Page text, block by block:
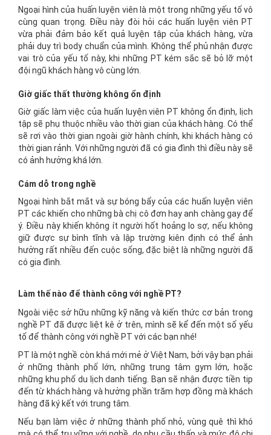
Ngoại hình của huấn luyện viên là một trong những yếu tố vô
cùng quan trọng. Điều này đòi hỏi các huấn luyện viên PT
vừa phải đảm bảo kết quả luyện tập của khách hàng, vừa
phải duy trì body chuẩn của mình. Không thể phủ nhận được
vai trò của yếu tố này, khi những PT kém sắc sẽ bỏ lỡ một
đội ngũ khách hàng vô cùng lớn.
Giờ giấc thất thường không ổn định
Giờ giấc làm việc của huấn luyện viên PT không ổn định, lịch
tập sẽ phụ thuộc nhiều vào thời gian của khách hàng. Có thể
sẽ rơi vào thời gian ngoài giờ hành chính, khi khách hàng có
thời gian rảnh. Với những người đã có gia đình thì điều này sẽ
có ảnh hưởng khá lớn.
Cám dỗ trong nghề
Ngoại hình bắt mắt và sự bóng bẩy của các huấn luyện viên
PT các khiến cho những bà chị cô đơn hay anh chàng gay để
ý. Điều này khiến không ít người hốt hoảng lo sợ, nếu không
giữ được sự bình tĩnh và lập trường kiên định có thể ảnh
hưởng rất nhiều đến cuộc sống, đặc biệt là những người đã
có gia đình.
Làm thế nào để thành công với nghề PT?
Ngoài việc sở hữu những kỹ năng và kiến thức cơ bản trong
nghề PT đã được liệt kê ở trên, mình sẽ kể đến một số yếu
tố để thành công với nghề PT với các bạn nhé!
PT là một nghề còn khá mới mẻ ở Việt Nam, bởi vậy bạn phải
ở những thành phố lớn, những trung tâm gym lớn, hoặc
những khu phố du lịch danh tiếng. Bạn sẽ nhận được tiền tip
đến từ khách hàng và hưởng phần trăm hợp đồng mà khách
hàng đã ký kết với trung tâm.
Nếu bạn làm việc ở những thành phố nhỏ, vùng quê thì khó